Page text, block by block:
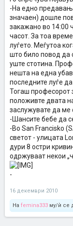
-На едно
значаен) дошле
закажано во 14:00
часот. За тоа
луѓето. Меѓутоа
што било повод да
уште стотина.
нешта на една
последните луѓе
Тогаш професорот
положивте двата
заслужувате да ме
-Шансите бебе да
-Во San Francisko
светот - улицата
дури 8 остри
одржуваат некои
-
16 декември 2010
На femina333 му/ѝ се